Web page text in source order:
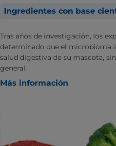
Ingredientes con base
Tras años de investigación, los
determinado que el microbioma
salud digestiva de su mascota,
general.
Más información